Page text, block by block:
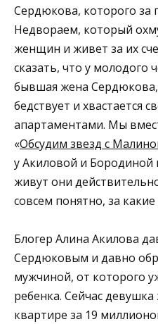
Сердюкова, которого за
Недвораем, который
женщин и живет за их
сказать, что у молодого
бывшая жена
бедствует и хвастается
апартаментами. Мы
«Обсудим звезд с
у Акиловой и Бородиной
живут они
совсем понятно, за какие
Блогер Алина Акилова
Сердюковым и давно
мужчиной, от которого
ребенка. Сейчас
квартире за 19